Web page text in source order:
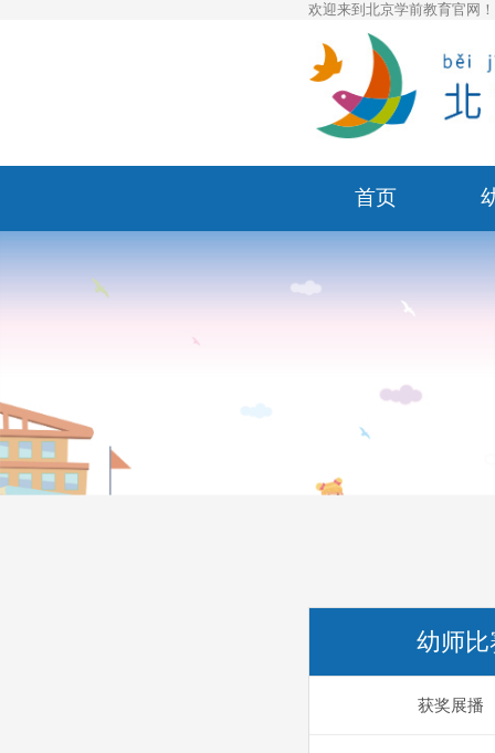
欢迎来到北京学前教育官网！
首页
幼师比
获奖展播